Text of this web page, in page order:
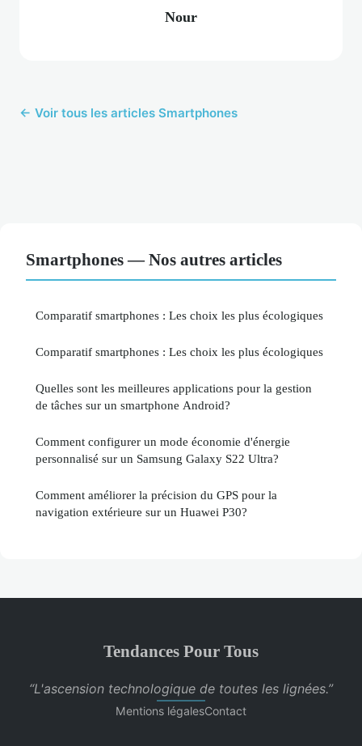
Nour
← Voir tous les articles Smartphones
Smartphones — Nos autres articles
Comparatif smartphones : Les choix les plus écologiques
Comparatif smartphones : Les choix les plus écologiques
Quelles sont les meilleures applications pour la gestion
de tâches sur un smartphone Android?
Comment configurer un mode économie d'énergie
personnalisé sur un Samsung Galaxy S22 Ultra?
Comment améliorer la précision du GPS pour la
navigation extérieure sur un Huawei P30?
Tendances Pour Tous
“L'ascension technologique de toutes les lignées.”
Mentions légalesContact